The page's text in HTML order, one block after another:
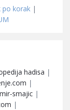
po korak |
hadisa |
|
smajic |
|